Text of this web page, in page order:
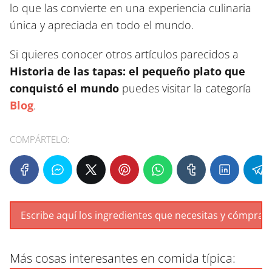
lo que las convierte en una experiencia culinaria
única y apreciada en todo el mundo.
Si quieres conocer otros artículos parecidos a
Historia de las tapas: el pequeño plato que
conquistó el mundo puedes visitar la categoría
Blog.
COMPÁRTELO:
Más cosas interesantes en comida típica: